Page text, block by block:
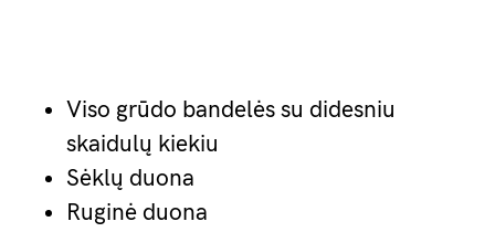
Viso grūdo bandelės su didesniu
skaidulų kiekiu
Sėklų duona
Ruginė duona